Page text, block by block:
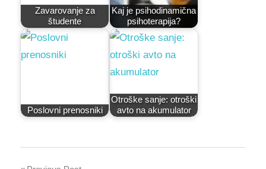
Zavarovanje za
študente
Kaj je psihodinamična
psihoterapija?
Poslovni prenosniki
Otroške sanje: otroški
avto na akumulator